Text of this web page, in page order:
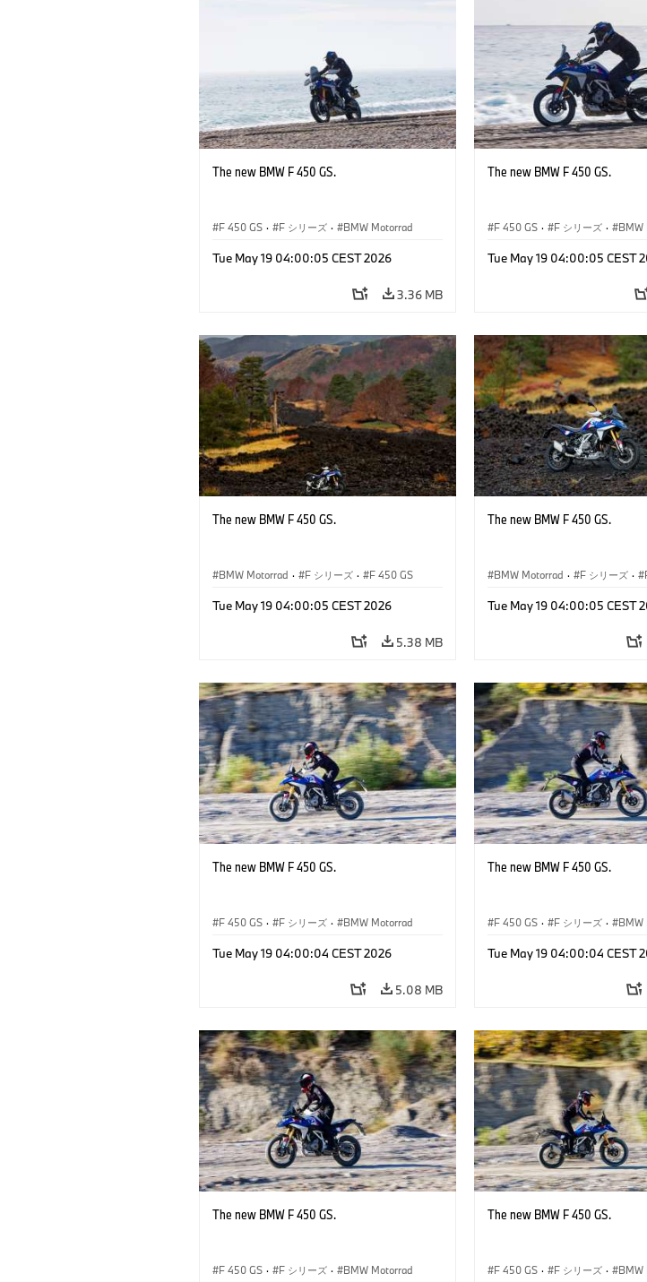
The new BMW F 450 GS.
F 450 GS · F シリーズ · BMW Motorrad
Tue May 19 04:00:05 CEST 2026
3.36 MB
The new BMW F 450 GS.
F 450 GS · F シリーズ · BMW
Tue May 19 04:00:05 CEST
The new BMW F 450 GS.
BMW Motorrad · F シリーズ · F 450 GS
Tue May 19 04:00:05 CEST 2026
5.38 MB
The new BMW F 450 GS.
BMW Motorrad · F シリーズ ·
Tue May 19 04:00:05 CEST
The new BMW F 450 GS.
F 450 GS · F シリーズ · BMW Motorrad
Tue May 19 04:00:04 CEST 2026
5.08 MB
The new BMW F 450 GS.
F 450 GS · F シリーズ · BMW
Tue May 19 04:00:04 CEST
The new BMW F 450 GS.
F 450 GS · F シリーズ · BMW Motorrad
The new BMW F 450 GS.
F 450 GS · F シリーズ · BMW